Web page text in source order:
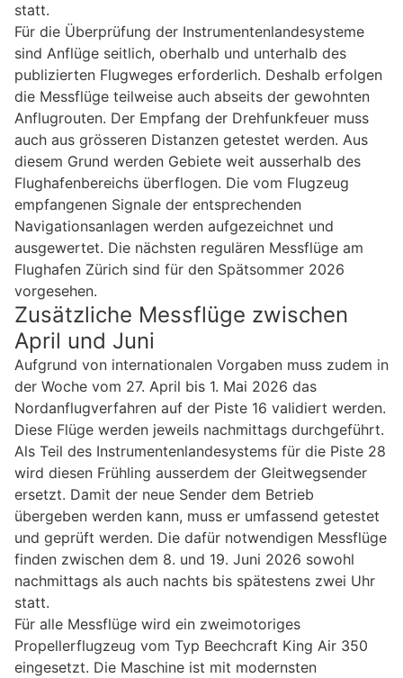
statt.
Für die Überprüfung der Instrumentenlandesysteme
sind Anflüge seitlich, oberhalb und unterhalb des
publizierten Flugweges erforderlich. Deshalb erfolgen
die Messflüge teilweise auch abseits der gewohnten
Anflugrouten. Der Empfang der Drehfunkfeuer muss
auch aus grösseren Distanzen getestet werden. Aus
diesem Grund werden Gebiete weit ausserhalb des
Flughafenbereichs überflogen. Die vom Flugzeug
empfangenen Signale der entsprechenden
Navigationsanlagen werden aufgezeichnet und
ausgewertet. Die nächsten regulären Messflüge am
Flughafen Zürich sind für den Spätsommer 2026
vorgesehen.
Zusätzliche Messflüge zwischen
April und Juni
Aufgrund von internationalen Vorgaben muss zudem in
der Woche vom 27. April bis 1. Mai 2026 das
Nordanflugverfahren auf der Piste 16 validiert werden.
Diese Flüge werden jeweils nachmittags durchgeführt.
Als Teil des Instrumentenlandesystems für die Piste 28
wird diesen Frühling ausserdem der Gleitwegsender
ersetzt. Damit der neue Sender dem Betrieb
übergeben werden kann, muss er umfassend getestet
und geprüft werden. Die dafür notwendigen Messflüge
finden zwischen dem 8. und 19. Juni 2026 sowohl
nachmittags als auch nachts bis spätestens zwei Uhr
statt.
Für alle Messflüge wird ein zweimotoriges
Propellerflugzeug vom Typ Beechcraft King Air 350
eingesetzt. Die Maschine ist mit modernsten